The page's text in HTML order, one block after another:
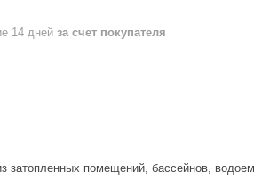
14 дней за счет покупателя
затопленных помещений, бассейнов,